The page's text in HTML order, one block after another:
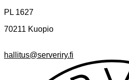
PL 1627
70211 Kuopio
hallitus@serveriry.fi